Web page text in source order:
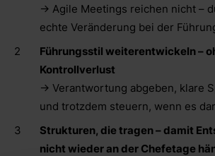
→ Agile Meetings reichen nicht –
echte Veränderung bei der
Führungsstil weiterentwickeln –
Kontrollverlust
→ Verantwortung abgeben, klare
und trotzdem steuern, wenn es
Strukturen, die tragen – damit
nicht wieder an der Chefetage